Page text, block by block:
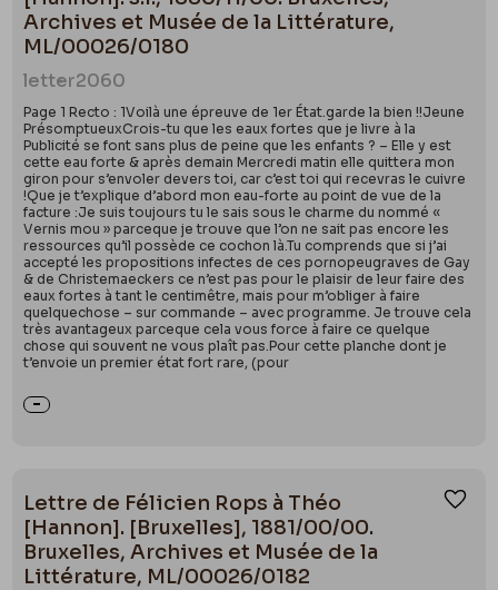
Archives et Musée de la Littérature,
ML/00026/0180
letter2060
Page 1 Recto : 1Voilà une épreuve de 1er État.garde la bien !!Jeune
PrésomptueuxCrois-tu que les eaux fortes que je livre à la
Publicité se font sans plus de peine que les enfants ? – Elle y est
cette eau forte & après demain Mercredi matin elle quittera mon
giron pour s’envoler devers toi, car c’est toi qui recevras le cuivre
!Que je t’explique d’abord mon eau-forte au point de vue de la
facture :Je suis toujours tu le sais sous le charme du nommé «
Vernis mou » parceque je trouve que l’on ne sait pas encore les
ressources qu’il possède ce cochon là.Tu comprends que si j’ai
accepté les propositions infectes de ces pornopeugraves de Gay
& de Christemaeckers ce n’est pas pour le plaisir de leur faire des
eaux fortes à tant le centimêtre, mais pour m’obliger à faire
quelquechose – sur commande – avec programme. Je trouve cela
très avantageux parceque cela vous force à faire ce quelque
chose qui souvent ne vous plaît pas.Pour cette planche dont je
t’envoie un premier état fort rare, (pour
Lettre de Félicien Rops à Théo
[Hannon]. [Bruxelles], 1881/00/00.
Bruxelles, Archives et Musée de la
Littérature, ML/00026/0182